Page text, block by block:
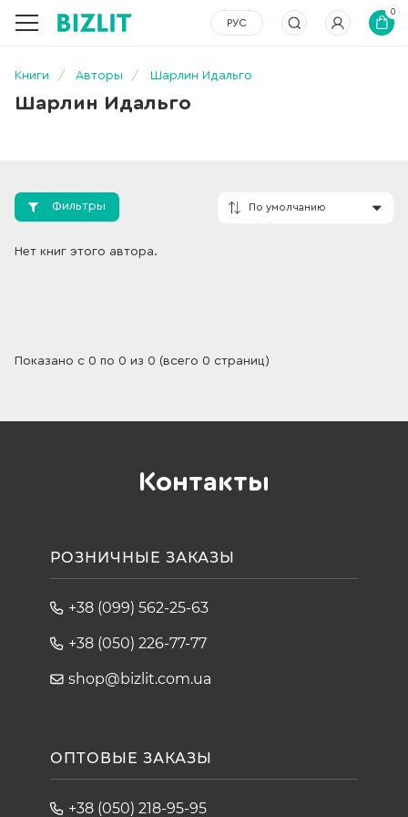
РУС
0
Книги Авторы Шарлин Идальго
Шарлин Идальго
Фильтры
Нет книг этого автора.
Показано с 0 по 0 из 0 (всего 0 страниц)
Контакты
РОЗНИЧНЫЕ ЗАКАЗЫ
+38 (099) 562-25-63
+38 (050) 226-77-77
shop@bizlit.com.ua
ОПТОВЫЕ ЗАКАЗЫ
+38 (050) 218-95-95